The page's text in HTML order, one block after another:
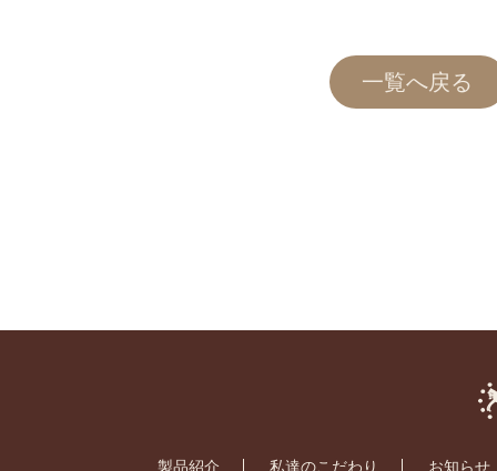
一覧へ戻る
製品紹介 私達のこだわり お知らせ